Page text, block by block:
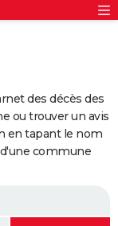
des décès des
ou trouver un avis
en tapant le nom
commune